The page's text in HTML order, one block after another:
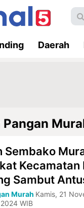
Daerah
Pangan
Sembako
Kecamatan
Sambut
Murah Kamis, 21
WIB